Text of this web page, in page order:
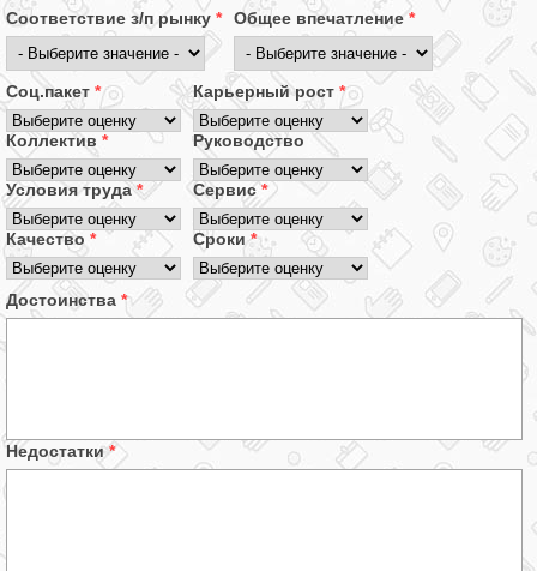
Соответствие з/п рынку * Общее впечатление*
Соц.пакет * Карьерный рост *
Коллектив * Руководство
Условия труда * Сервис*
Качество * Сроки*
Достоинства *
Недостатки*